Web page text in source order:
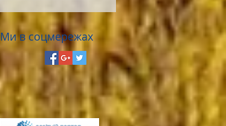
Ми в соцмережах